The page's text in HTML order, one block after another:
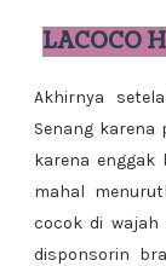
LACOCO
Akhirnya
Senang karena
karena enggak
mahal
cocok di wajah
disponsorin